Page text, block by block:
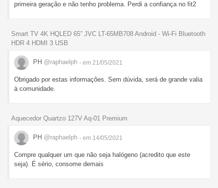
primeira geração e não tenho problema. Perdi a confiança no fit2
Smart TV 4K HQLED 65” JVC LT-65MB708 Android - Wi-Fi Bluetooth
HDR 4 HDMI 3 USB
PH @raphaelph - em 21/05/2021
Obrigado por estas informações. Sem dúvida, será de grande valia
à comunidade.
Aquecedor Quartzo 127V Aq-01 Premium
PH @raphaelph - em 14/05/2021
Compre qualquer um que não seja halógeno (acredito que este
seja). É sério, consome demais